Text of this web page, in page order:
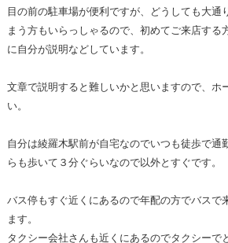
目の前の駐車場が便利ですが、どうしても大通
まう方もいらっしゃるので、初めてご来店する
に自分が説明などしています。
文章で説明すると難しいかと思いますので、ホ
い。
自分は綾羅木駅前が自宅なのでいつも徒歩で通
らも歩いて３分ぐらいなので以外とすぐです。
バス停もすぐ近くにあるので年配の方でバスで
ます。
タクシー会社さんも近くにあるのでタクシーで